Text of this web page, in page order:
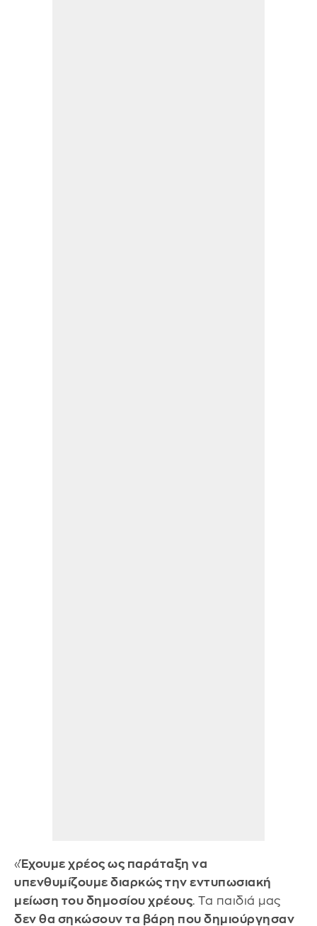
«Έχουμε χρέος ως παράταξη να
υπενθυμίζουμε διαρκώς την εντυπωσιακή
μείωση του δημοσίου χρέους. Τα παιδιά μας
δεν θα σηκώσουν τα βάρη που δημιούργησαν